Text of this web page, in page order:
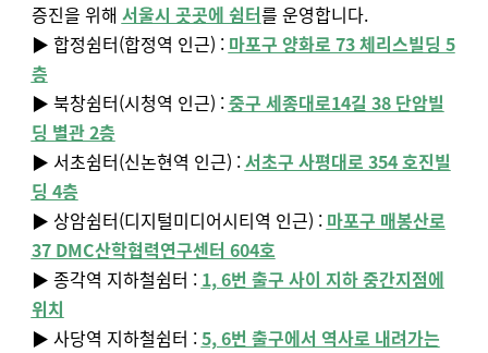
증진을 위해 서울시 곳곳에 쉼터를 운영합니다.
▶️ 합정쉼터(합정역 인근) : 마포구 양화로 73 체리스빌딩 5
층
▶️ 북창쉼터(시청역 인근) :중구 세종대로14길 38 단암빌
딩 별관 2층
▶️ 서초쉼터(신논현역 인근) :서초구 사평대로 354 호진빌
딩 4층
▶️ 상암쉼터(디지털미디어시티역 인근) : 마포구 매봉산로
37 DMC산학협력연구센터 604호
▶️ 종각역 지하철쉼터 : 1, 6번 출구 사이 지하 중간지점에
위치
▶️ 사당역 지하철쉼터 :5, 6번 출구에서 역사로 내려가는